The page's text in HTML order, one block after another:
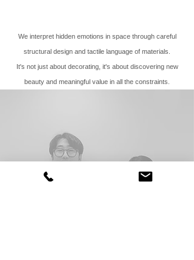
We interpret hidden emotions in space through careful
structural design and tactile language of materials.
It's not just about decorating, it's about discovering new
beauty and meaningful value in all the constraints.